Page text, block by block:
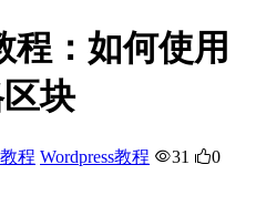
程：如何使用
块
程 Wordpress教程 31
0